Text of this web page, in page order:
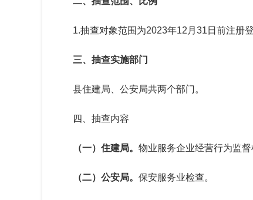
1.抽查对象范围为2023年12月31日前注册
三、抽查实施部门
县住建局、公安局共两个部门。
四、抽查内容
（一）住建局。 物业服务企业经营行为监督
（二） 公安局。 保安服务业检查。